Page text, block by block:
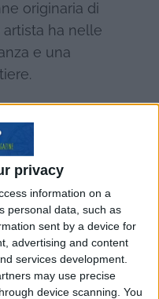
privacy
information on a
personal data, such as
sent by a device for
advertising and content
services development.
may use precise
device scanning. You
originaria di
artista ha nelle
e una
volta, dai
ai set californiani,
di Imagine
in
jazz ed heels,
dove lavora
tra pubblicità,